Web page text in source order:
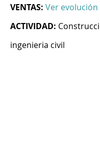
VENTAS: Ver evolución
ACTIVIDAD:
ingenieria civil